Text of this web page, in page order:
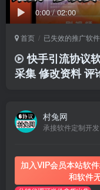
0:00/02:00
首页 已失效的推广软件
快手引流协议
采集 修改资料 评
村兔网
承接软件定制开
加入VIP会员本站软
和软件